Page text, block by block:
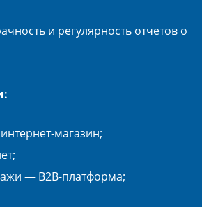
и регулярность отчетов о
магазин;
— B2B-платформа;